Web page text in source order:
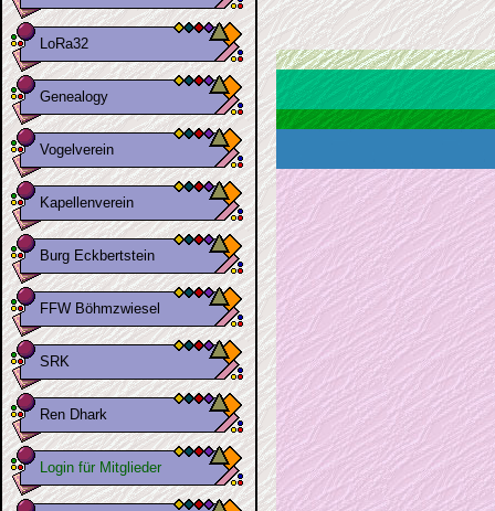
LoRa32
Genealogy
Vogelverein
Kapellenverein
Burg Eckbertstein
FFW Böhmzwiesel
SRK
Ren Dhark
Login für Mitglieder